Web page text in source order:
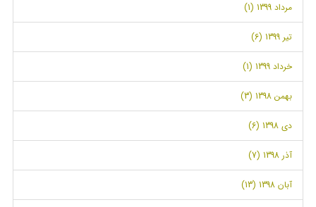
مرداد 1399 (1)
تیر 1399 (6)
خرداد 1399 (1)
بهمن 1398 (3)
دی 1398 (6)
آذر 1398 (7)
آبان 1398 (13)